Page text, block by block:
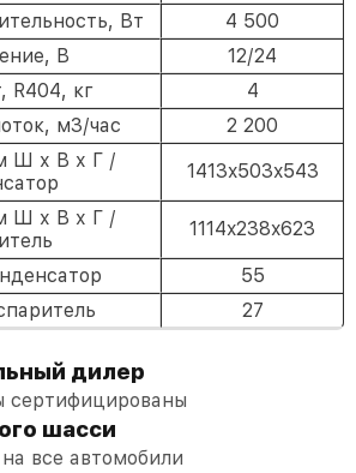
Вт
4 500
В
12/24
R404, кг
4
м3/час
2 200
Ш х В х Г /
1413x503x543
Ш х В х Г /
1114x238x623
55
27
дилер
сертифицированы
шасси
все автомобили